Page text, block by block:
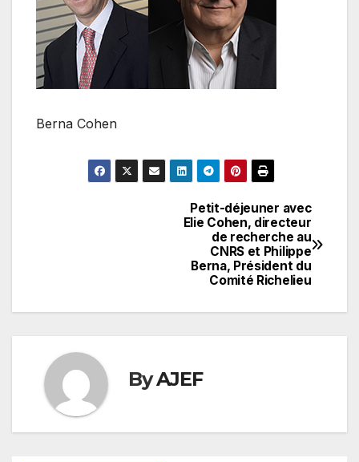
Berna Cohen
Petit-déjeuner avec
Elie Cohen, directeur
de recherche au
CNRS et Philippe
Berna, Président du
Comité Richelieu
ByAJEF